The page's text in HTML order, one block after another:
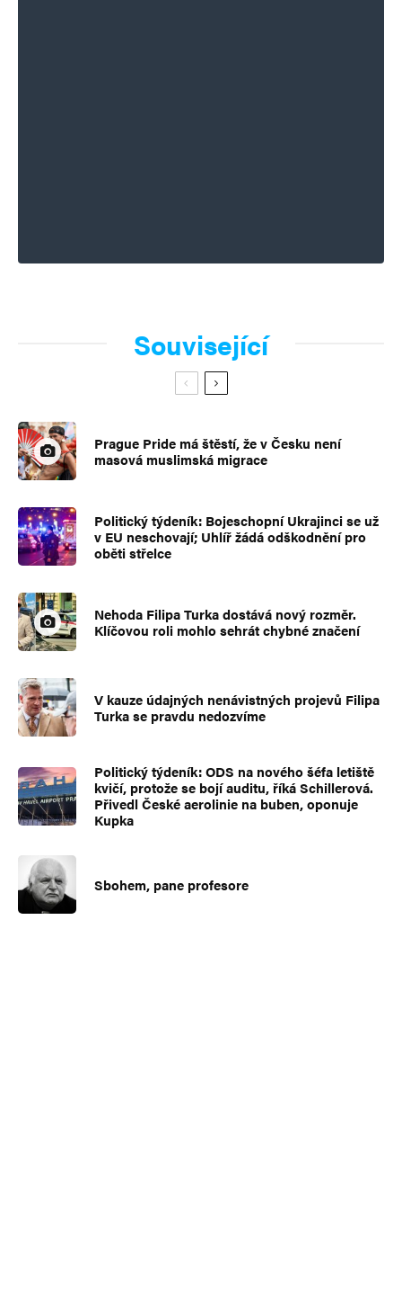
Související
Prague Pride má štěstí, že v Česku není
masová muslimská migrace
Politický týdeník: Bojeschopní Ukrajinci se už
v EU neschovají; Uhlíř žádá odškodnění pro
oběti střelce
Nehoda Filipa Turka dostává nový rozměr.
Klíčovou roli mohlo sehrát chybné značení
V kauze údajných nenávistných projevů Filipa
Turka se pravdu nedozvíme
Politický týdeník: ODS na nového šéfa letiště
kvičí, protože se bojí auditu, říká Schillerová.
Přivedl České aerolinie na buben, oponuje
Kupka
Sbohem, pane profesore